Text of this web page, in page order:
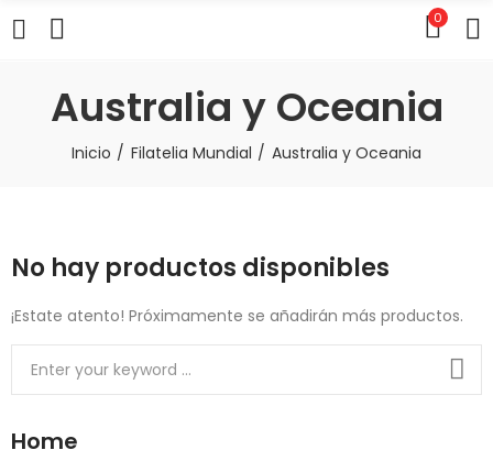
0
Australia y Oceania
Inicio Filatelia Mundial Australia y Oceania
No hay productos disponibles
¡Estate atento! Próximamente se añadirán más productos.
Home